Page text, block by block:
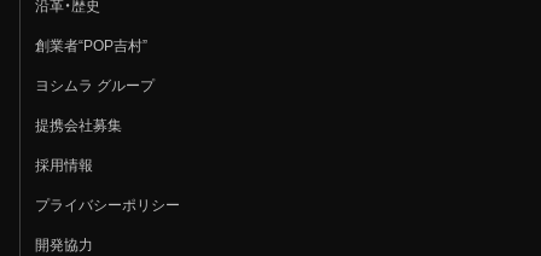
沿革・歴史
創業者“POP吉村”
ヨシムラ グループ
提携会社募集
採用情報
プライバシーポリシー
開発協力